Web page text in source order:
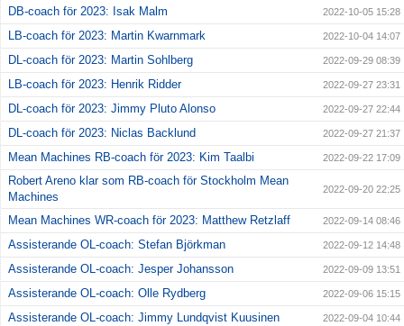
DB-coach för 2023: Isak Malm 2022-10-05 15:28
LB-coach för 2023: Martin Kwarnmark 2022-10-04 14:07
DL-coach för 2023: Martin Sohlberg 2022-09-29 08:39
LB-coach för 2023: Henrik Ridder 2022-09-27 23:31
DL-coach för 2023: Jimmy Pluto Alonso 2022-09-27 22:44
DL-coach för 2023: Niclas Backlund 2022-09-27 21:37
Mean Machines RB-coach för 2023: Kim Taalbi 2022-09-22 17:09
Robert Areno klar som RB-coach för Stockholm Mean
Machines
2022-09-20 22:25
Mean Machines WR-coach för 2023: Matthew Retzlaff 2022-09-14 08:46
Assisterande OL-coach: Stefan Björkman 2022-09-12 14:48
Assisterande OL-coach: Jesper Johansson 2022-09-09 13:51
Assisterande OL-coach: Olle Rydberg 2022-09-06 15:15
Assisterande OL-coach: Jimmy Lundqvist Kuusinen 2022-09-04 10:44